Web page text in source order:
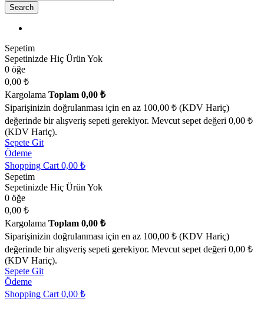
Search
Sepetim
Sepetinizde Hiç Ürün Yok
0 öğe
0,00 ₺
Kargolama Toplam 0,00 ₺
Siparişinizin doğrulanması için en az 100,00 ₺ (KDV Hariç)
değerinde bir alışveriş sepeti gerekiyor. Mevcut sepet değeri 0,00 ₺
(KDV Hariç).
Sepete Git
Ödeme
Shopping Cart 0,00 ₺
Sepetim
Sepetinizde Hiç Ürün Yok
0 öğe
0,00 ₺
Kargolama Toplam 0,00 ₺
Siparişinizin doğrulanması için en az 100,00 ₺ (KDV Hariç)
değerinde bir alışveriş sepeti gerekiyor. Mevcut sepet değeri 0,00 ₺
(KDV Hariç).
Sepete Git
Ödeme
Shopping Cart 0,00 ₺